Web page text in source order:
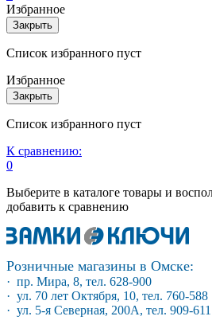
Избранное
Закрыть
Список избранного пуст
Избранное
Закрыть
Список избранного пуст
К сравнению:
0
Выберите в каталоге товары и
добавить к сравнению
Розничные магазины в Омске:
· пр. Мира, 8, тел. 628-900
· ул. 70 лет Октября, 10, тел. 760-588
· ул. 5-я Северная, 200А, тел. 909-611